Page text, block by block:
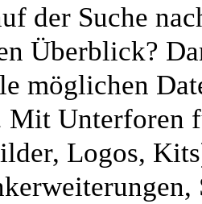
der Suche
Überblick?
möglichen
Mit Unterforen
Logos,